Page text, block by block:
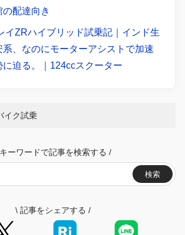
配達向き
イZRハイブリッド試乗記｜インド生
系、なのにモーターアシストで加速
に迫る。｜124ccスクーター
イク試乗
キーワードで記事を検索する /
検索
\ 記事をシェアする /